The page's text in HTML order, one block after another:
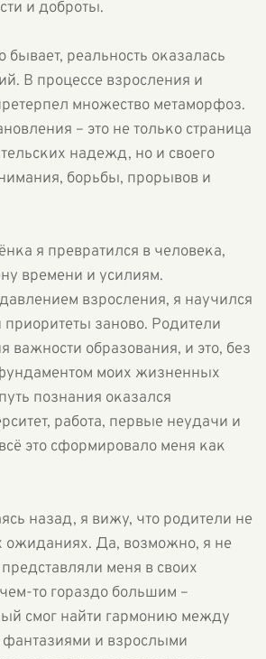
и доброты.
бывает, реальность оказалась
В процессе взросления и
множество метаморфоз.
– это не только страница
надежд, но и своего
борьбы, прорывов и
я превратился в человека,
времени и усилиям.
взросления, я научился
приоритеты заново. Родители
важности образования, и это, без
моих жизненных
познания оказался
работа, первые неудачи и
это сформировало меня как
назад, я вижу, что родители не
ожиданиях. Да, возможно, я не
меня в своих
то гораздо большим –
смог найти гармонию между
и взрослыми